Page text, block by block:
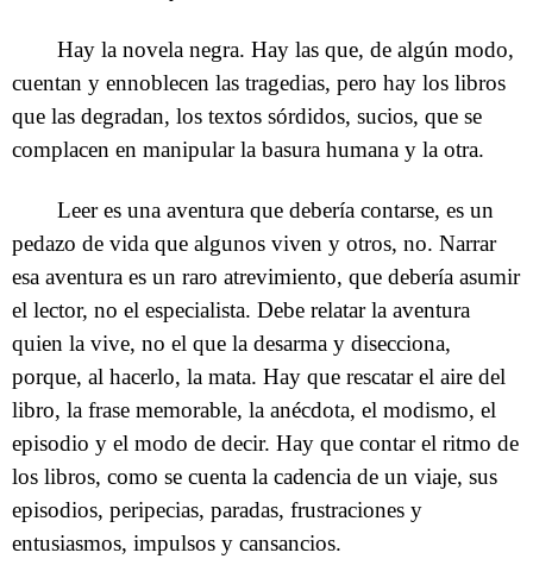
Hay la novela negra. Hay las que, de algún modo,
cuentan y ennoblecen las tragedias, pero hay los libros
que las degradan, los textos sórdidos, sucios, que se
complacen en manipular la basura humana y la otra.
Leer es una aventura que debería contarse, es un
pedazo de vida que algunos viven y otros, no. Narrar
esa aventura es un raro atrevimiento, que debería asumir
el lector, no el especialista. Debe relatar la aventura
quien la vive, no el que la desarma y disecciona,
porque, al hacerlo, la mata. Hay que rescatar el aire del
libro, la frase memorable, la anécdota, el modismo, el
episodio y el modo de decir. Hay que contar el ritmo de
los libros, como se cuenta la cadencia de un viaje, sus
episodios, peripecias, paradas, frustraciones y
entusiasmos, impulsos y cansancios.